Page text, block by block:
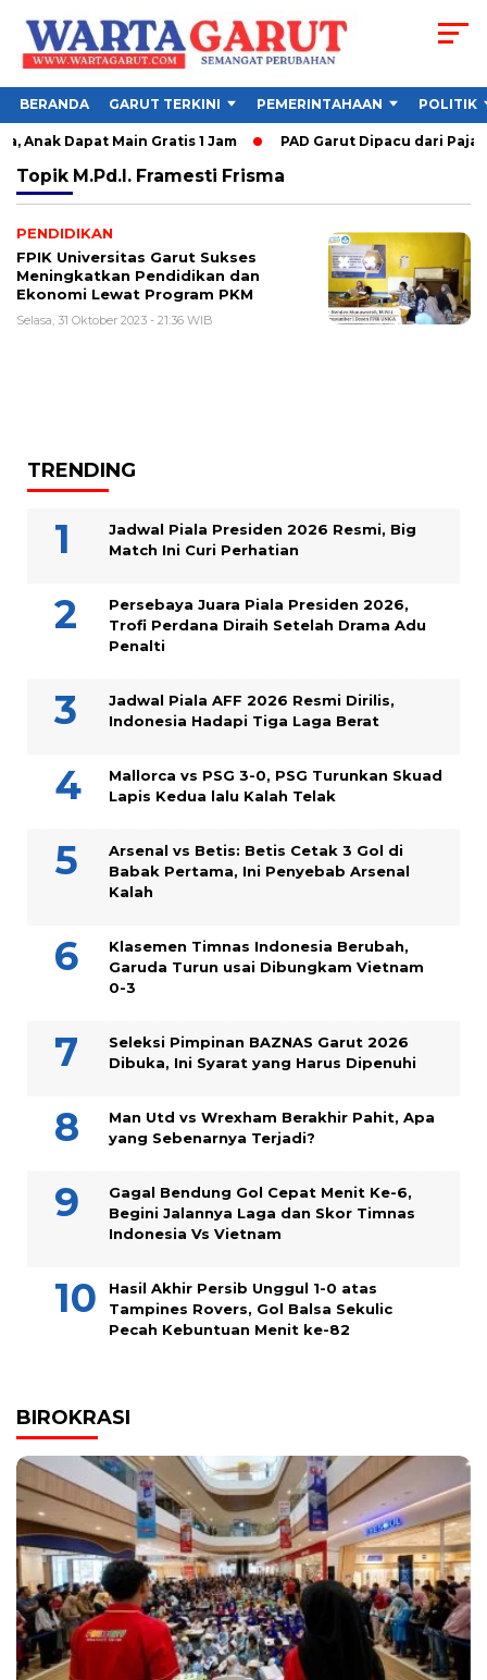
BERANDA GARUT TERKINI PEMERINTAHAAN POLITIK
Dapat Main Gratis 1 Jam PAD Garut Dipacu dari
Topik M.Pd.I. Framesti Frisma
PENDIDIKAN
FPIK Universitas Garut Sukses
Meningkatkan Pendidikan dan
Ekonomi Lewat Program PKM
Selasa, 31 Oktober 2023 - 21:36 WIB
TRENDING
Jadwal Piala Presiden 2026 Resmi, Big
Match Ini Curi Perhatian
Persebaya Juara Piala Presiden 2026,
Trofi Perdana Diraih Setelah Drama Adu
Penalti
Jadwal Piala AFF 2026 Resmi Dirilis,
Indonesia Hadapi Tiga Laga Berat
Mallorca vs PSG 3-0, PSG Turunkan Skuad
Lapis Kedua lalu Kalah Telak
Arsenal vs Betis: Betis Cetak 3 Gol di
Babak Pertama, Ini Penyebab Arsenal
Kalah
Klasemen Timnas Indonesia Berubah,
Garuda Turun usai Dibungkam Vietnam
0-3
Seleksi Pimpinan BAZNAS Garut 2026
Dibuka, Ini Syarat yang Harus Dipenuhi
Man Utd vs Wrexham Berakhir Pahit, Apa
yang Sebenarnya Terjadi?
Gagal Bendung Gol Cepat Menit Ke-6,
Begini Jalannya Laga dan Skor Timnas
Indonesia Vs Vietnam
Hasil Akhir Persib Unggul 1-0 atas
Tampines Rovers, Gol Balsa Sekulic
Pecah Kebuntuan Menit ke-82
BIROKRASI